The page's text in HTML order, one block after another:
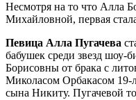
Несмотря на то что Алла
Михайловной, первая
Певица Алла Пугачева
бабушек среди звезд шоу-
Борисовны от брака с
Миколасом Орбакасом 19-
сына Никиту. Пугачевой